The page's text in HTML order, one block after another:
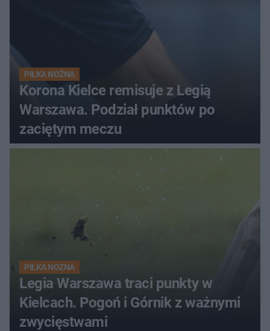
PIŁKA NOŻNA
Korona Kielce remisuje z Legią
Warszawa. Podział punktów po
zaciętym meczu
PIŁKA NOŻNA
Legia Warszawa traci punkty w
Kielcach. Pogoń i Górnik z ważnymi
zwycięstwami